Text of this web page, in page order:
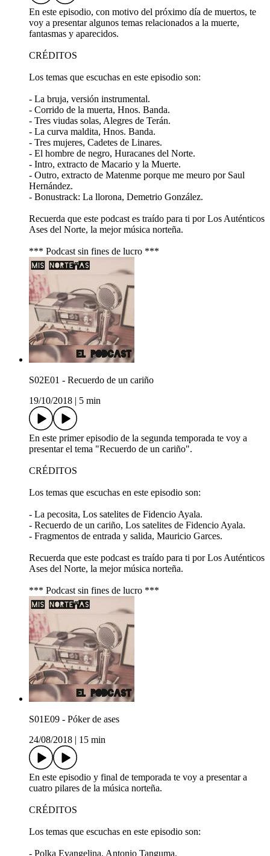
En este episodio, con motivo del próximo día de muertos, te
voy a presentar algunos temas relacionados a la muerte,
fantasmas y aparecidos.
CRÉDITOS
Los temas que escuchas en este episodio son:
- La bruja, versión instrumental.
- Corrido de la muerta, Hnos. Banda.
- Tres viudas solas, Alegres de Terán.
- La curva maldita, Hnos. Banda.
- Tres mujeres, Cadetes de Linares.
- El hombre de negro, Huracanes del Norte.
- Intro, extracto de Macario y la Muerte.
- Outro, extracto de Matenme porque me meuro por Saul
Hernández.
- Bonustrack: La llorona, Demetrio González.
Recuerda que este podcast es traído para ti por Los Auténticos
Ases del Norte, la mejor música norteña.
*** Podcast sin fines de lucro ***
S02E01 - Recuerdo de un cariño
19/10/2018
5 min
En este primer episodio de la segunda temporada te voy a
presentar el tema "Recuerdo de un cariño".
CRÉDITOS
Los temas que escuchas en este episodio son:
- La pecosita, Los satelites de Fidencio Ayala.
- Recuerdo de un cariño, Los satelites de Fidencio Ayala.
- Fragmentos de entrada y salida, Mauricio Garces.
Recuerda que este podcast es traído para ti por Los Auténticos
Ases del Norte, la mejor música norteña.
*** Podcast sin fines de lucro ***
S01E09 - Póker de ases
24/08/2018
15 min
En este episodio y final de temporada te voy a presentar a
cuatro pilares de la música norteña.
CRÉDITOS
Los temas que escuchas en este episodio son:
- Polka Evangelina, Antonio Tanguma.